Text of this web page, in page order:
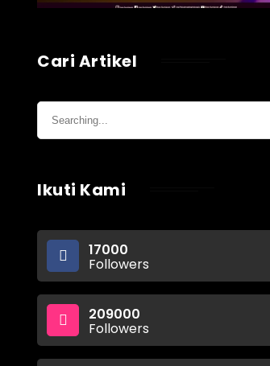
Cari Artikel
Ikuti Kami
17000
Followers
209000
Followers